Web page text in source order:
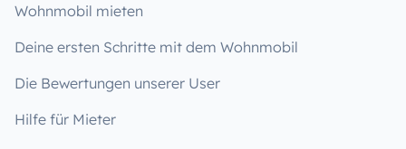
Wohnmobil mieten
Deine ersten Schritte mit dem Wohnmobil
Die Bewertungen unserer User
Hilfe für Mieter